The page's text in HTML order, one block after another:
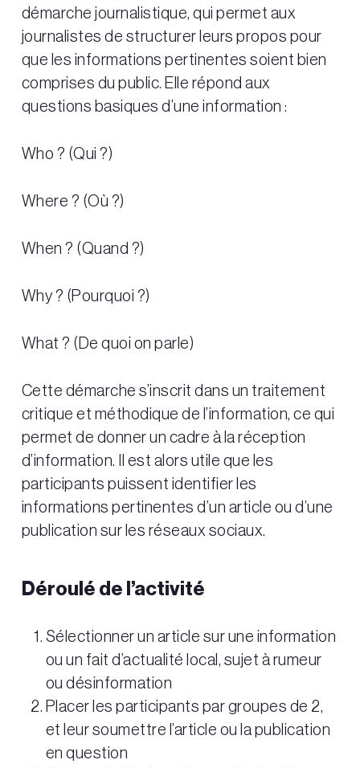
démarche journalistique, qui permet aux
journalistes de structurer leurs propos pour
que les informations pertinentes soient bien
comprises du public. Elle répond aux
questions basiques d’une information :
Who ? (Qui ?)
Where ? (Où ?)
When ? (Quand ?)
Why ? (Pourquoi ?)
What ? (De quoi on parle)
Cette démarche s’inscrit dans un traitement
critique et méthodique de l’information, ce qui
permet de donner un cadre à la réception
d’information. Il est alors utile que les
participants puissent identifier les
informations pertinentes d’un article ou d’une
publication sur les réseaux sociaux.
Déroulé de l’activité
Sélectionner un article sur une information
ou un fait d’actualité local, sujet à rumeur
ou désinformation
Placer les participants par groupes de 2,
et leur soumettre l’article ou la publication
en question